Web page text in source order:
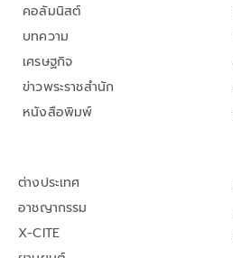
คอลัมนิสต์
บทความ
เศรษฐกิจ
ข่าวพระราชสำนัก
หนังสือพิมพ์
ต่างประเทศ
อาชญากรรม
X-CITE